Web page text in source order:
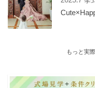
もっと実